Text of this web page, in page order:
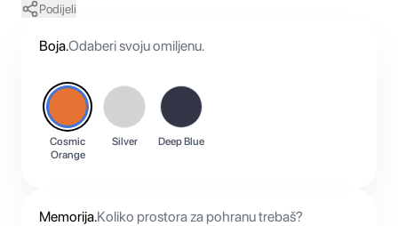
Podijeli
Boja.Odaberi svoju omiljenu.
Cosmic
Orange
Silver Deep Blue
Memorija.Koliko prostora za pohranu trebaš?